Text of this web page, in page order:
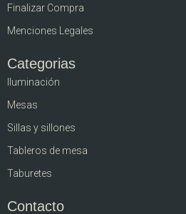
Finalizar Compra
Menciones Legales
Categorias
Iluminación
Mesas
Sillas y sillones
Tableros de mesa
Taburetes
Contacto